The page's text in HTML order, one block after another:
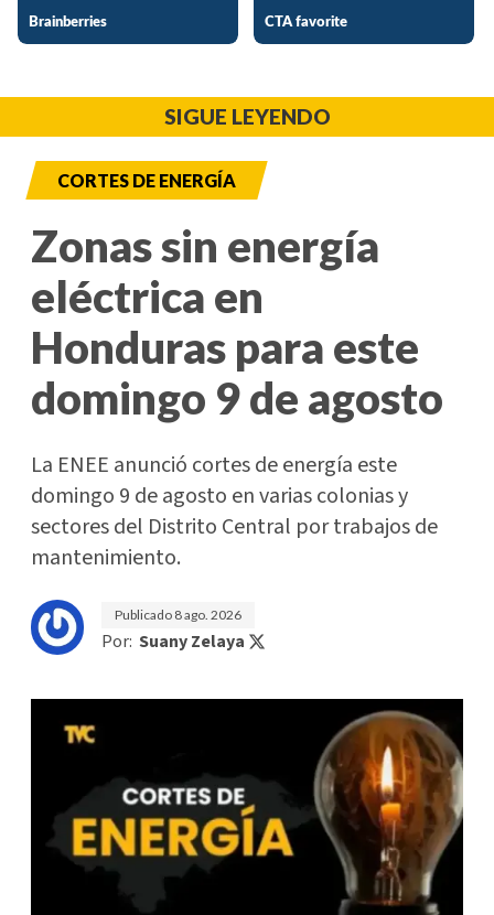
SIGUE LEYENDO
CORTES DE ENERGÍA
Zonas sin energía
eléctrica en
Honduras para este
domingo 9 de agosto
La ENEE anunció cortes de energía este
domingo 9 de agosto en varias colonias y
sectores del Distrito Central por trabajos de
mantenimiento.
Publicado 8 ago. 2026
Por: Suany Zelaya